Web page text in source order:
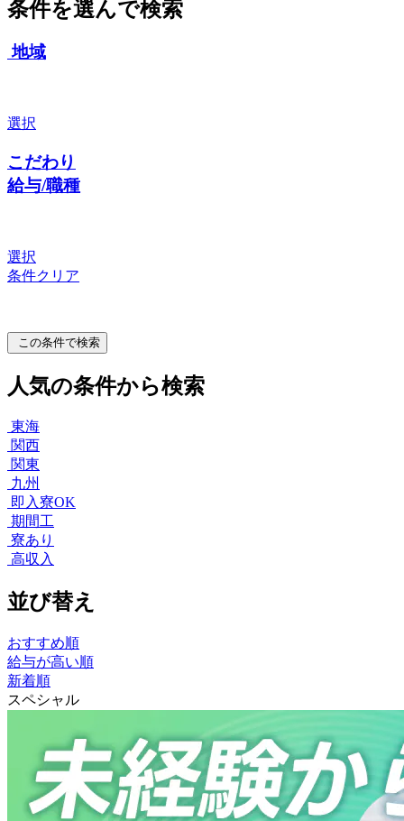
条件を選んで検索
地域
選択
こだわり
給与/職種
選択
条件クリア
この条件で検索
人気の条件から検索
東海
関西
関東
九州
即入寮OK
期間工
寮あり
高収入
並び替え
おすすめ順
給与が高い順
新着順
スペシャル